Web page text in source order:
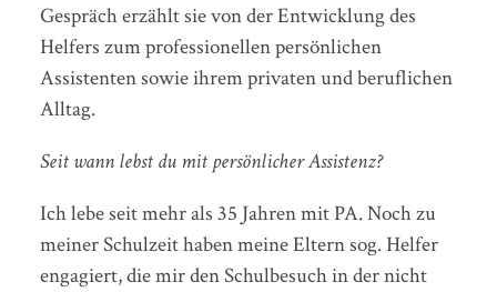
Gespräch erzählt sie von der Entwicklung des
Helfers zum professionellen persönlichen
Assistenten sowie ihrem privaten und beruflichen
Alltag.
Seit wann lebst du mit persönlicher Assistenz?
Ich lebe seit mehr als 35 Jahren mit PA. Noch zu
meiner Schulzeit haben meine Eltern sog. Helfer
engagiert, die mir den Schulbesuch in der nicht